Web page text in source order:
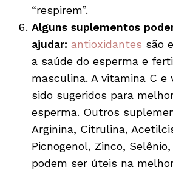
“respirem”.
Alguns suplementos
ajudar: antioxidantes são
a saúde do esperma e
masculina. A vitamina C e
sido sugeridos para
esperma. Outros
Arginina, Citrulina,
Picnogenol, Zinco,
podem ser úteis na